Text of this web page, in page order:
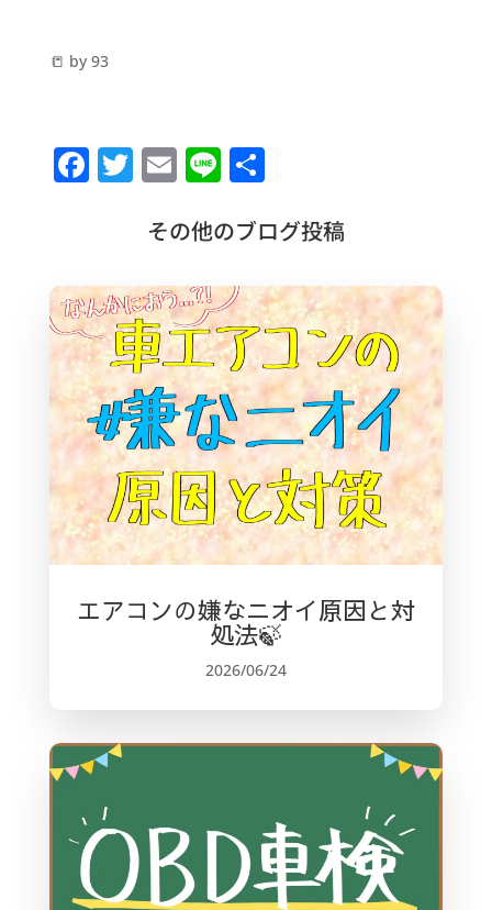
📒 by 93
F
b
o
o
k
T
it
r
E
ai
Li
e
共
その他のブログ投稿
エアコンの嫌なニオイ原因と対
処法🍃
2026/06/24